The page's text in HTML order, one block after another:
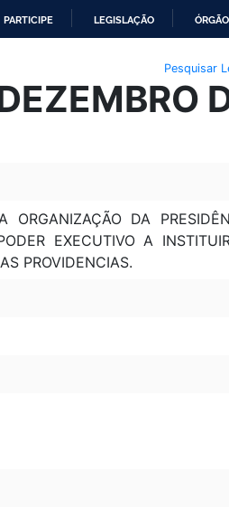
PARTICIPE LEGISLAÇÃO
Pesquisar
DA
EXECUTIVO A
PROVIDENCIAS.